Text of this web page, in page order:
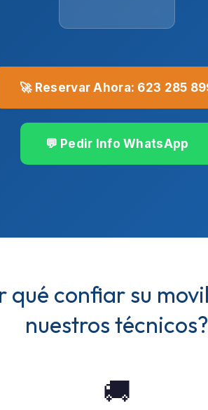
🚀 Reservar Ahora: 623 285
💬 Pedir Info WhatsApp
qué confiar su
nuestros técnicos?
🚚